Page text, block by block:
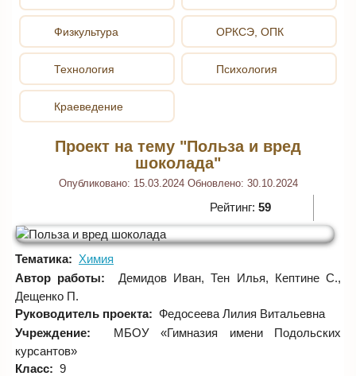
Физкультура
Технология
Краеведение
ОРКСЭ, ОПК
Психология
Проект на тему "Польза и вред
шоколада"
Опубликовано: 15.03.2024 Обновлено: 30.10.2024
Рейтинг: 59
Тематика: Химия
Автор работы:
Демидов Иван, Тен Илья, Кептине С.,
Дещенко П.
Руководитель проекта: Федосеева Лилия Витальевна
Учреждение:
МБОУ «Гимназия имени Подольских
курсантов»
Класс: 9